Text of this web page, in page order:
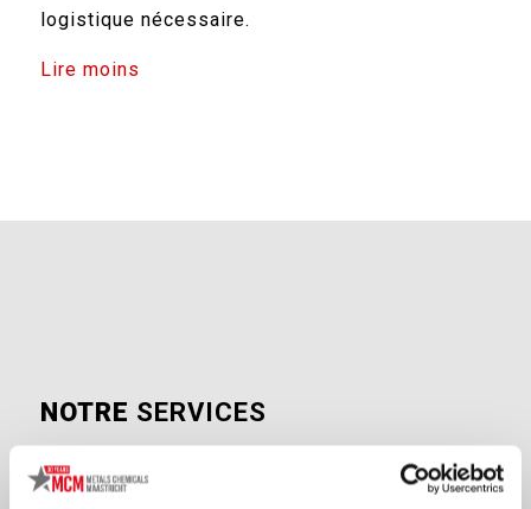
logistique nécessaire.
Lire moins
NOTRE SERVICES